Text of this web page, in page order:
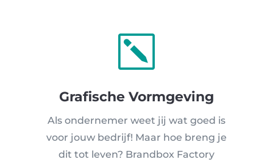
k
Grafische Vormgeving
Als ondernemer weet jij wat goed is
voor jouw bedrijf! Maar hoe breng je
dit tot leven? Brandbox Factory